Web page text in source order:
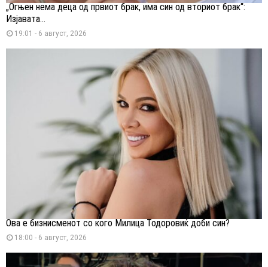
„Огњен нема деца од првиот брак, има син од вториот брак“:
Изјавата...
19:01 - 6 август, 2026
Ова е бизнисменот со кого Милица Тодоровиќ доби син?
18:00 - 6 август, 2026